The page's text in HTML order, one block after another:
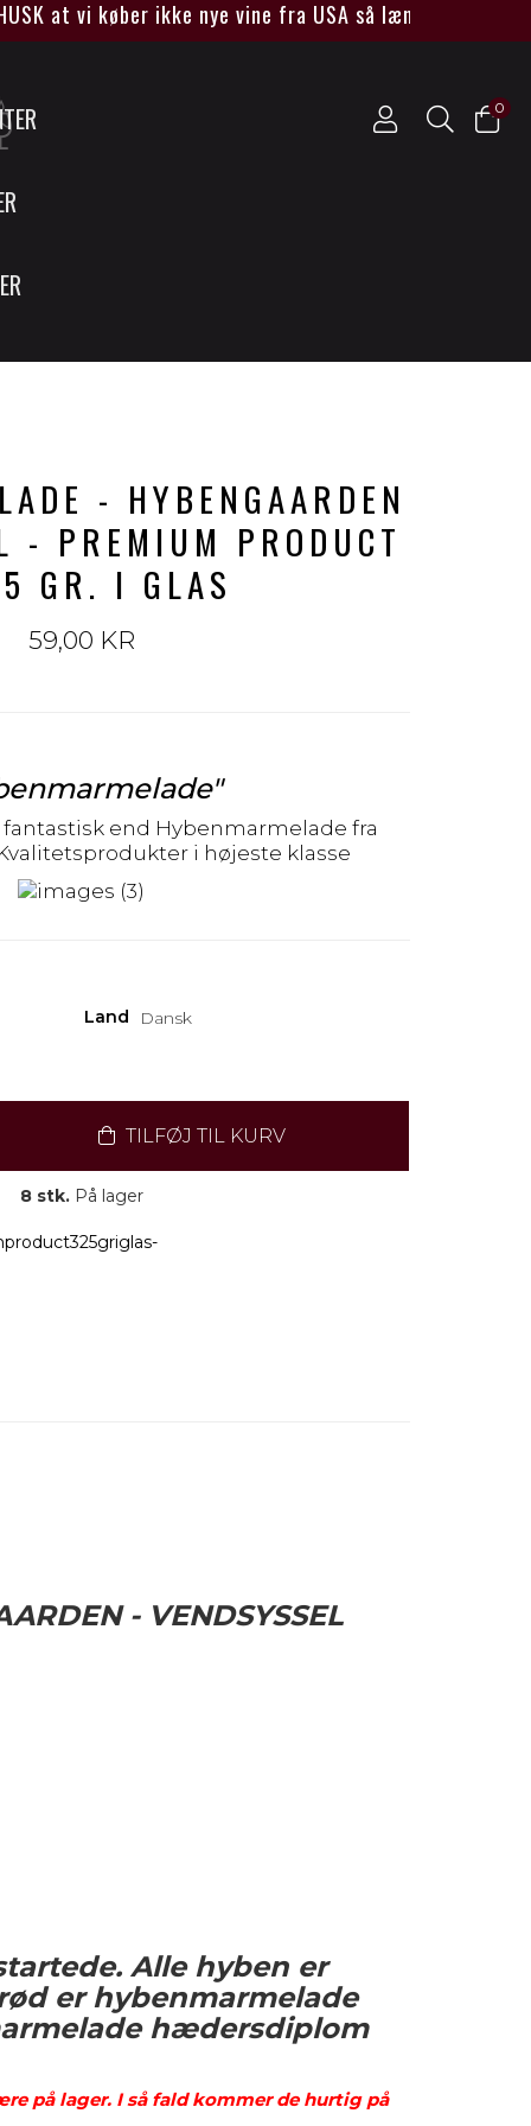
at vi køber ikke nye vine fra USA så længe Trump sidder
0
- HYBENGAARDEN
- PREMIUM PRODUCT
GR. I GLAS
59,00 KR
end Hybenmarmelade fra
i højeste klasse
Land Dansk
TILFØJ TIL KURV
8 stk.På lager
- VENDSYSSEL
Alle hyben er
er hybenmarmelade
hædersdiplom
på lager. I så fald kommer de hurtig på